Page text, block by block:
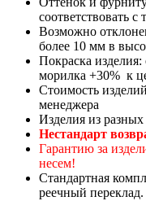
соответствовать с
Возможно
более 10 мм в
Покраска изделия:
морилка +30% к
Стоимость
менеджера
Изделия из
Нестандарт
Гарантию за
несем!
Стандартная
реечный переклад.